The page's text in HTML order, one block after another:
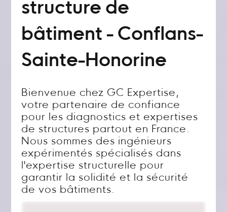
structure de
bâtiment - Conflans-
Sainte-Honorine
Bienvenue chez GC Expertise,
votre partenaire de confiance
pour les diagnostics et expertises
de structures partout en France.
Nous sommes des ingénieurs
expérimentés spécialisés dans
l'expertise structurelle pour
garantir la solidité et la sécurité
de vos bâtiments.